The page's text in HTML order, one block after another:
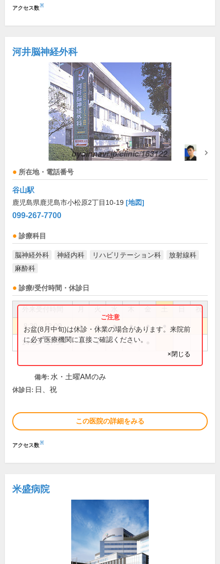
アクセス数※
河井脳神経外科
所在地・電話番号
谷山駅
鹿児島県鹿児島市小松原2丁目10-19 [地図]
099-267-7700
診療科目
脳神経外科 神経内科 リハビリテーション科
放射線科
麻酔科
診療/受付時間・休診日
祝
8:30～12:00 ● ● ● ● ●
14:00～17:30 ● ● ●
お盆(8月中旬)は休診・休業の場合があります。来院前
に必ず医療機関に直接ご確認ください。
×閉じる
備考: 水・土曜AMのみ
休診日: 日、祝
この医院の詳細をみる
アクセス数※
米盛病院